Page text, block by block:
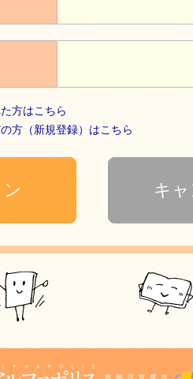
方はこちら
方（新規登録）はこちら